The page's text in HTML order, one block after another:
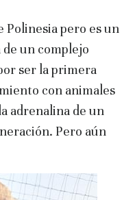
Polinesia pero es un
de un complejo
ser la primera
con animales
adrenalina de un
Pero aún